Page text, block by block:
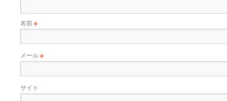
名前※
メール※
サイト